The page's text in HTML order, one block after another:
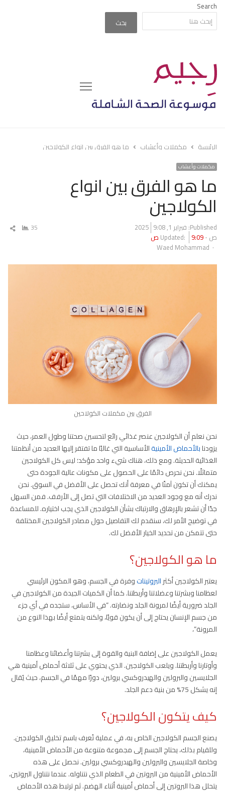
Search
بحث
Menu
الرئيسة مكملات وأعشاب ما هو الفرق بين انواع الكولاجين
مكملات وأعشاب
ما هو الفرق بين انواع
الكولاجين
Published: فبراير 1, 2025
9:08
ص
Updated: 9:09 ص
Author
Waed Mohammad
35
الفرق بين مكملات الكولاحين
نحن نعلم أن الكولاجين عنصر غذائي رائع لتحسين صحتنا وطول العمر، حيث
يزودنابالأحماض الأمينيةالأساسية التي غالبًا ما تفتقر إليها العديد من أنظمتنا
الغذائية الحديثة. ومع ذلك، هناك شيء واحد مؤكد؛ ليس كل الكولاجين
متماثلًا. نحن نحرص دائمًا على الحصول على مكونات عالية الجودة حتى
يمكنك أن تكون آمنًا في معرفة أنك تحصل على الأفضل في السوق. نحن
ندرك أنه مع وجود العديد من الاختلافات التي تصل إلى الأرفف. فمن السهل
جدًا أن تشعر بالإرهاق والارتباك بشأن الكولاجين الذي يجب اختياره. للمساعدة
في توضيح الأمر لك، سنقدم لك التفاصيل حول مصادر الكولاجين المختلفة
حتى تتمكن من تحديد الخيار الأفضل لك.
ما هو الكولاجين؟
يعتبر الكولاجين أكثرالبروتيناتوفرة في الجسم، وهو المكون الرئيسي
لعظامنا وبشرتنا وعضلاتنا وأربطتنا. كما أن الكميات الجيدة من الكولاجين في
الجلد ضرورية أيضًا لمرونة الجلد ونضارته. “في الأساس، ستجده في أي جزء
من جسم الإنسان يحتاج إلى أن يكون قويًا، ولكنه يتمتع أيضًا بهذا النوع من
المرونة”،
يعمل الكولاجين على إضافة البنية والقوة إلى بشرتنا وأعضائنا وعظامنا
وأوتارنا وأربطتنا. ويلعب الكولاجين. الذي يحتوي على ثلاثة أحماض أمينية هي
الجلايسين والبرولين والهيدروكسي برولين، دورًا مهمًا في الجسم، حيث يُقال
إنه يشكل 75% من بنية دعم الجلد.
كيف يتكون الكولاجين؟
يصنع الجسم الكولاجين الخاص به، في عملية تُعرف باسم تخليق الكولاجين.
وللقيام بذلك، يحتاج الجسم إلى مجموعة متنوعة من الأحماض الأمينية،
وخاصة الجلايسين والبرولين والهيدروكسي برولين. نحصل على هذه
الأحماض الأمينية من البروتين في الطعام الذي نتناوله. عندما نتناول البروتين،
يتحلل هذا البروتين إلى أحماض أمينية أثناء الهضم. ثم ترتبط هذه الأحماض